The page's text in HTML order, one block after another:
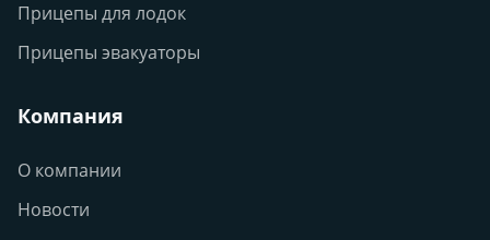
Прицепы для лодок
Прицепы эвакуаторы
Компания
О компании
Новости